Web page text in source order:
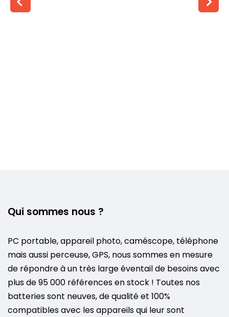
Qui sommes nous ?
PC portable, appareil photo, caméscope, téléphone
mais aussi perceuse, GPS, nous sommes en mesure
de répondre à un très large éventail de besoins avec
plus de 95 000 références en stock ! Toutes nos
batteries sont neuves, de qualité et 100%
compatibles avec les appareils qui leur sont